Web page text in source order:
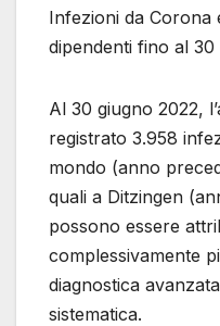
Infezioni da Corona
dipendenti fino al 30
Al 30 giugno 2022,
registrato 3.958
mondo (anno
quali a Ditzingen
possono essere
complessivamente
diagnostica
sistematica.